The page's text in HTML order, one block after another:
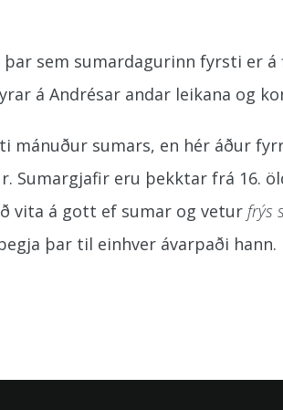
sem sumardagurinn fyrsti er
á Andrésar andar leikana og
sumars, en hér áður
Sumargjafir eru þekktar frá 16.
vita á gott ef sumar og vetur frýs
þar til einhver ávarpaði hann.